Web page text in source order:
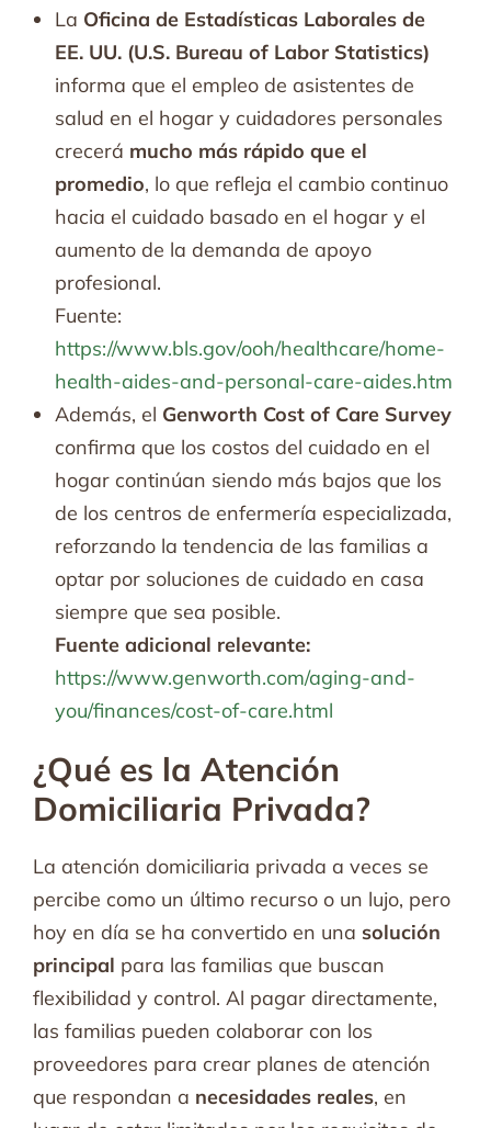
La Oficina de Estadísticas Laborales de
EE. UU. (U.S. Bureau of Labor Statistics)
informa que el empleo de asistentes de
salud en el hogar y cuidadores personales
crecerá mucho más rápido que el
promedio, lo que refleja el cambio continuo
hacia el cuidado basado en el hogar y el
aumento de la demanda de apoyo
profesional.
Fuente:
https://www.bls.gov/ooh/healthcare/home-
health-aides-and-personal-care-aides.htm
Además, el Genworth Cost of Care Survey
confirma que los costos del cuidado en el
hogar continúan siendo más bajos que los
de los centros de enfermería especializada,
reforzando la tendencia de las familias a
optar por soluciones de cuidado en casa
siempre que sea posible.
Fuente adicional relevante:
https://www.genworth.com/aging-and-
you/finances/cost-of-care.html
¿Qué es la Atención
Domiciliaria Privada?
La atención domiciliaria privada a veces se
percibe como un último recurso o un lujo, pero
hoy en día se ha convertido en una solución
principal para las familias que buscan
flexibilidad y control. Al pagar directamente,
las familias pueden colaborar con los
proveedores para crear planes de atención
que respondan a necesidades reales, en